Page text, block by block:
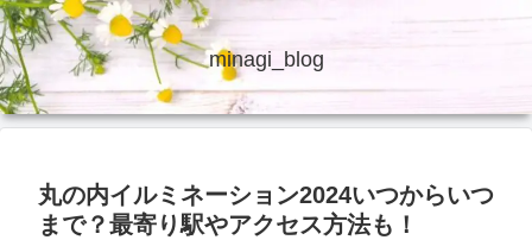
minagi_blog
丸の内イルミネーション2024いつからいつ
まで？最寄り駅やアクセス方法も！